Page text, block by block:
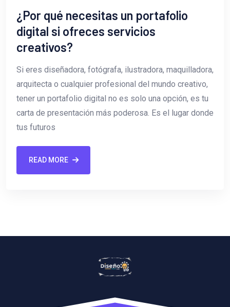
¿Por qué necesitas un portafolio
digital si ofreces servicios
creativos?
Si eres diseñadora, fotógrafa, ilustradora, maquilladora,
arquitecta o cualquier profesional del mundo creativo,
tener un portafolio digital no es solo una opción, es tu
carta de presentación más poderosa. Es el lugar donde
tus futuros
READ MORE